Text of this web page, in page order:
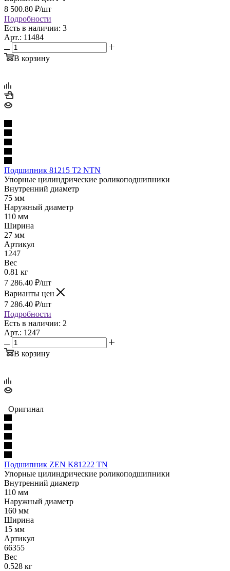
8 500.80 ₽/шт
Подробности
Есть в наличии: 3
Арт.: 11484
В корзину
Подшипник 81215 T2 NTN
Упорные цилиндрические роликоподшипники
Внутренний диаметр
75 мм
Наружный диаметр
110 мм
Ширина
27 мм
Артикул
1247
Вес
0.81 кг
7 286.40 ₽/шт
Варианты цен
7 286.40 ₽/шт
Подробности
Есть в наличии: 2
Арт.: 1247
В корзину
Оригинал
Подшипник ZEN K81222 TN
Упорные цилиндрические роликоподшипники
Внутренний диаметр
110 мм
Наружный диаметр
160 мм
Ширина
15 мм
Артикул
66355
Вес
0.528 кг